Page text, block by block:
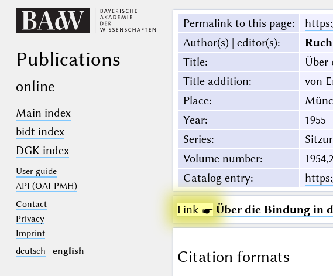
Publications
online
Main index
bidt index
DGK index
User guide
API (OAI-PMH)
Contact
Privacy
Imprint
deutsch
english
Permalink to this page:
Author(s) | editor(s): Ruch
Title:
Über
Title addition:
von
Place:
Year:
1955
Series:
Volume number:
Catalog entry:
Link ☛ Über die Bindung in
Citation formats